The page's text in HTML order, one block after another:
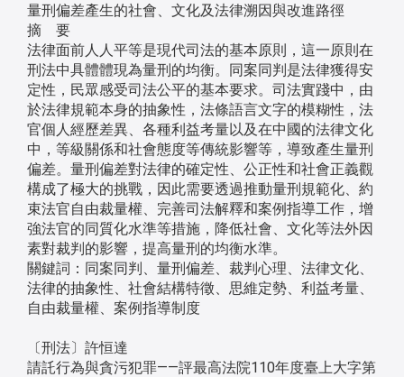
量刑偏差產生的社會、文化及法律溯因與改進路徑
摘 要
法律面前人人平等是現代司法的基本原則，這一原則在
刑法中具體體現為量刑的均衡。同案同判是法律獲得安
定性，民眾感受司法公平的基本要求。司法實踐中，由
於法律規範本身的抽象性，法條語言文字的模糊性，法
官個人經歷差異、各種利益考量以及在中國的法律文化
中，等級關係和社會態度等傳統影響等，導致產生量刑
偏差。量刑偏差對法律的確定性、公正性和社會正義觀
構成了極大的挑戰，因此需要透過推動量刑規範化、約
束法官自由裁量權、完善司法解釋和案例指導工作，增
強法官的同質化水準等措施，降低社會、文化等法外因
素對裁判的影響，提高量刑的均衡水準。
關鍵詞：同案同判、量刑偏差、裁判心理、法律文化、
法律的抽象性、社會結構特徵、思維定勢、利益考量、
自由裁量權、案例指導制度
〔刑法〕許恒達
請託行為與貪污犯罪——評最高法院110年度臺上大字第